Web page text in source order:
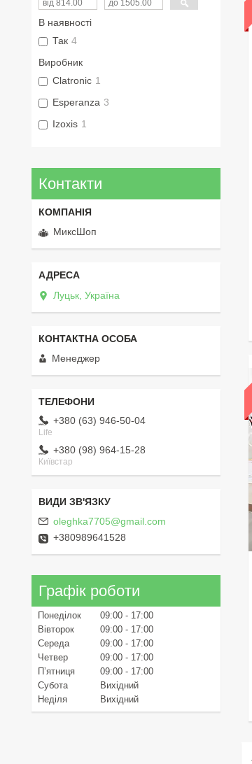
В наявності
Так 4
Виробник
Clatronic 1
Esperanza 3
Izoxis 1
Контакти
МиксШоп
Луцьк, Україна
Менеджер
+380 (63) 946-50-04
Life
+380 (98) 964-15-28
Київстар
oleghka7705@gmail.com
+380989641528
Графік роботи
Понеділок 09:00
17:00
Вівторок
09:00
17:00
Середа
09:00
17:00
Четвер
09:00
17:00
Пʼятниця
09:00
17:00
Субота
Вихідний
Неділя
Вихідний